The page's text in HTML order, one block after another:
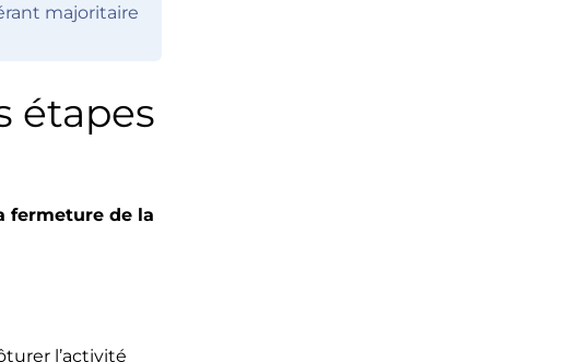
majoritaire
étapes
fermeture de la
l’activité